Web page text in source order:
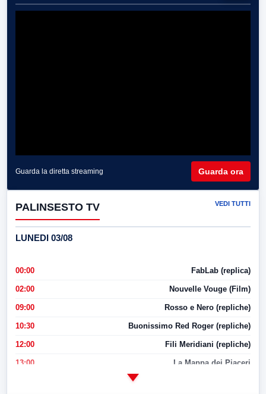
Guarda la diretta streaming Guarda ora
PALINSESTO TV VEDI TUTTI
LUNEDI 03/08
00:00 FabLab (replica)
02:00 Nouvelle Vouge (Film)
09:00 Rosso e Nero (repliche)
10:30 Buonissimo Red Roger (repliche)
12:00 Fili Meridiani (repliche)
13:00 La Mappa dei Piaceri